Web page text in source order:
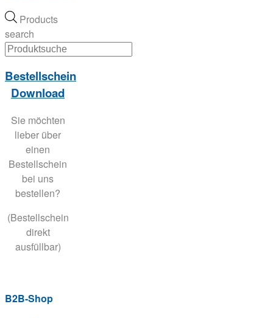
Products
search
Bestellschein
Download
Sie möchten
lieber über
einen
Bestellschein
bei uns
bestellen?
(Bestellschein
direkt
ausfüllbar)
B2B-Shop